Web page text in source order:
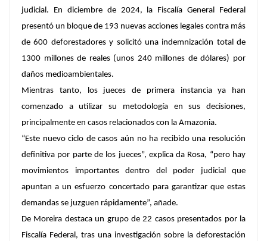
judicial. En diciembre de 2024, la Fiscalía General Federal
presentó un bloque de 193 nuevas acciones legales contra más
de 600 deforestadores y solicitó una indemnización total de
1300 millones de reales (unos 240 millones de dólares) por
daños medioambientales.
Mientras tanto, los jueces de primera instancia ya han
comenzado a utilizar su metodología en sus decisiones,
principalmente en casos relacionados con la Amazonia.
“Este nuevo ciclo de casos aún no ha recibido una resolución
definitiva por parte de los jueces”, explica da Rosa, “pero hay
movimientos importantes dentro del poder judicial que
apuntan a un esfuerzo concertado para garantizar que estas
demandas se juzguen rápidamente”, añade.
De Moreira destaca un grupo de 22 casos presentados por la
Fiscalía Federal, tras una investigación sobre la deforestación